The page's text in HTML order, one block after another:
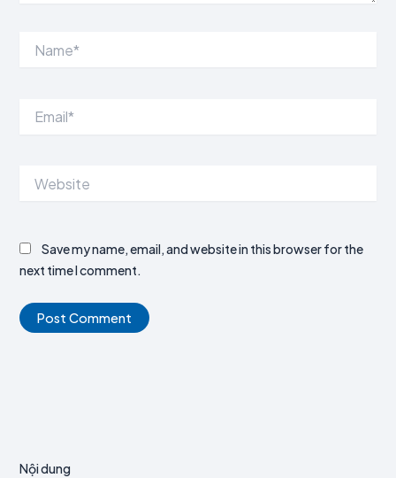
Save my name, email, and website in this browser for the
next time I comment.
Nội dung